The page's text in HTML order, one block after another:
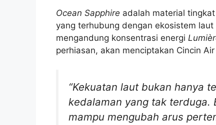
Ocean Sapphire adalah material
yang terhubung dengan ekosistem
mengandung konsentrasi energi
perhiasan, akan menciptakan Cincin
“Kekuatan laut bukan hanya
kedalaman yang tak terduga.
mampu mengubah arus